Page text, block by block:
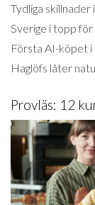
Tydliga
Sverige i topp
Första AI-köpet
Haglöfs låter
Provläs: 12